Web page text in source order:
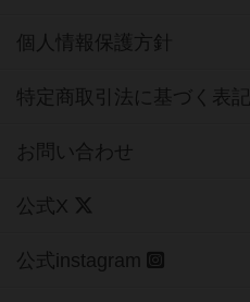
個人情報保護方針
特定商取引法に基づく表記
お問い合わせ
公式X
公式instagram